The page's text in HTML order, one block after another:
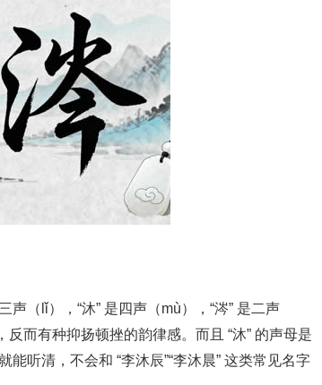
（lǐ），“沐” 是四声（mù），“涔” 是二声
而有种抑扬顿挫的韵律感。而且 “沐” 的声母是
听清，不会和 “李沐辰”“李沐晨” 这类常见名字